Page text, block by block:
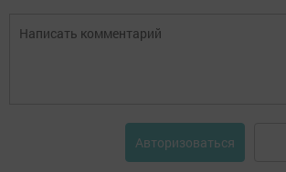
Авторизоваться